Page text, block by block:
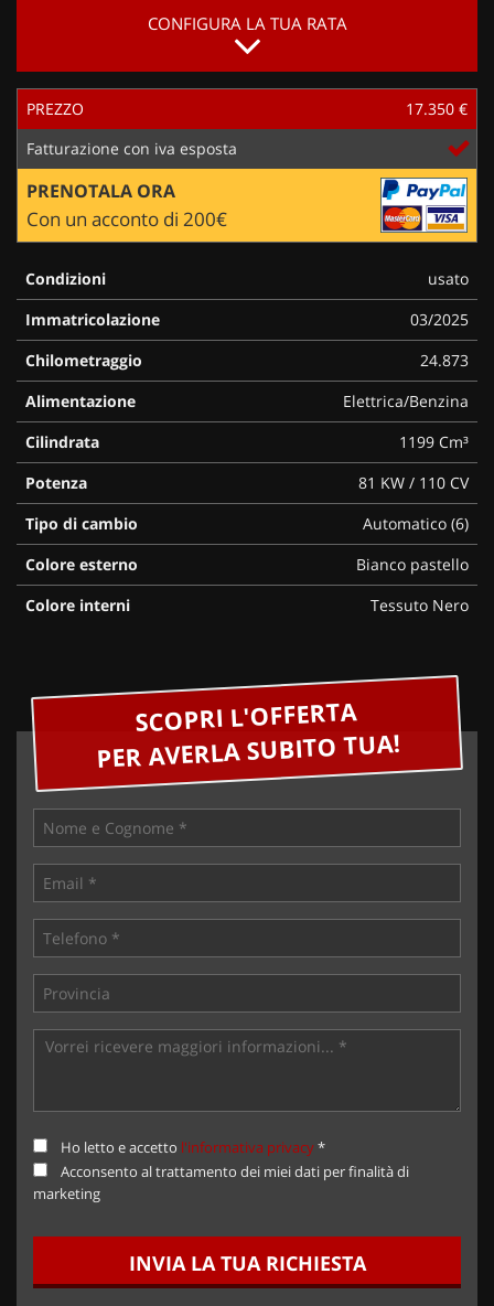
CONFIGURA LA TUA RATA
PREZZO
17.350 €
Fatturazione con iva esposta
PRENOTALA ORA
Con un acconto di 200€
Condizioni
usato
Immatricolazione
03/2025
Chilometraggio
24.873
Alimentazione
Elettrica/Benzina
Cilindrata
1199 Cm³
Potenza
81 KW / 110 CV
Tipo di cambio
Automatico (6)
Colore esterno
Bianco pastello
Colore interni
Tessuto Nero
SCOPRI L'OFFERTA
PER AVERLA SUBITO TUA!
Ho letto e accetto l'informativa privacy*
Acconsento al trattamento dei miei dati per finalità di
marketing
INVIA LA TUA RICHIESTA